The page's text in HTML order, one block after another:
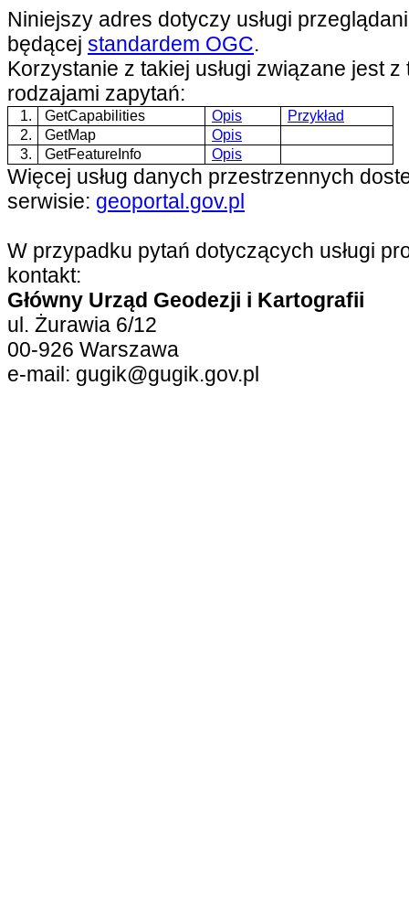
Niniejszy adres dotyczy usługi
będącej standardem OGC.
Korzystanie z takiej usługi związane jest z
rodzajami zapytań:
1. GetCapabilities Opis
Przykład
2.
GetMap
Opis
3.
GetFeatureInfo Opis
Więcej usług danych przestrzennych
serwisie: geoportal.gov.pl
W przypadku pytań dotyczących usługi
kontakt:
Główny Urząd Geodezji i Kartografii
ul. Żurawia 6/12
00-926 Warszawa
e-mail: gugik@gugik.gov.pl